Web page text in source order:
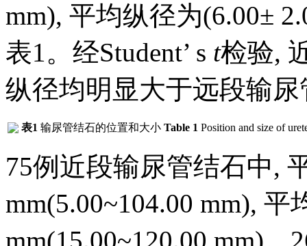
mm), 平均纵径为(6.00±
表1。经Student’ s t检验,
纵径均明显大于远段输尿
表1 输尿管结石的位置和大小 Table 1 Position and size of
75例近段输尿管结石中,
mm(5.00~104.00 mm),